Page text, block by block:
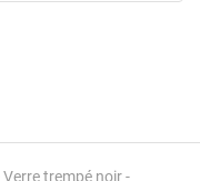
trempé noir -